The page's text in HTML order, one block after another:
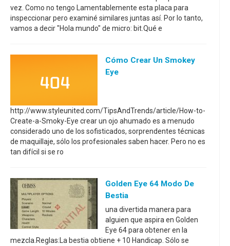
vez. Como no tengo Lamentablemente esta placa para
inspeccionar pero examiné similares juntas así. Por lo tanto,
vamos a decir "Hola mundo" de micro: bit.Qué e
Cómo Crear Un Smokey
Eye
http://www.styleunited.com/TipsAndTrends/article/How-to-
Create-a-Smoky-Eye crear un ojo ahumado es a menudo
considerado uno de los sofisticados, sorprendentes técnicas
de maquillaje, sólo los profesionales saben hacer. Pero no es
tan difícil si se ro
Golden Eye 64 Modo De
Bestia
una divertida manera para
alguien que aspira en Golden
Eye 64 para obtener en la
mezcla.Reglas:La bestia obtiene + 10 Handicap. Sólo se